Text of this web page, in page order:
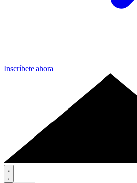
Inscríbete ahora